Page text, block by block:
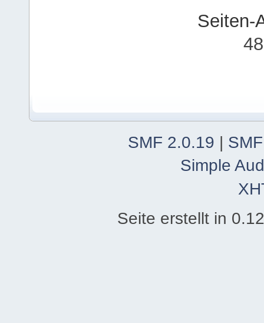
Seiten-
SMF 2.0.19 |
Simple
Seite erstellt in